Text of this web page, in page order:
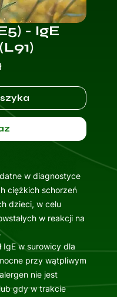
- IgE
Cena
w diagnostyce
ciężkich schorzeń
dzieci, w celu
w reakcji na
IgE w surowicy dla
przy wątpliwym
nie jest
gdy w trakcie